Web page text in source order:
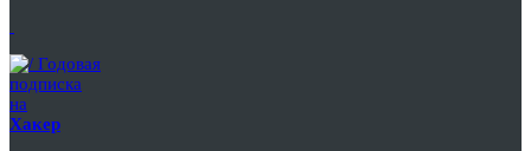
Годовая
подписка
на
Хакер